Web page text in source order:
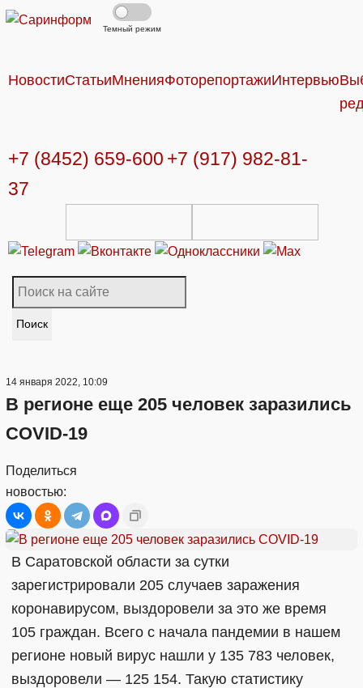
Темный режим
НовостиСтатьиМненияФоторепортажиИнтервью
+7 (8452) 659-600 +7 (917) 982-81-
37
Поиск
14 января 2022, 10:09
В регионе еще 205 человек заразились
COVID-19
Поделиться
новостью:
В Саратовской области за сутки
зарегистрировали 205 случаев заражения
коронавирусом, выздоровели за это же время
105 граждан. Всего с начала пандемии в нашем
регионе новый вирус нашли у 135 783 человек,
выздоровели — 125 154. Такую статистику